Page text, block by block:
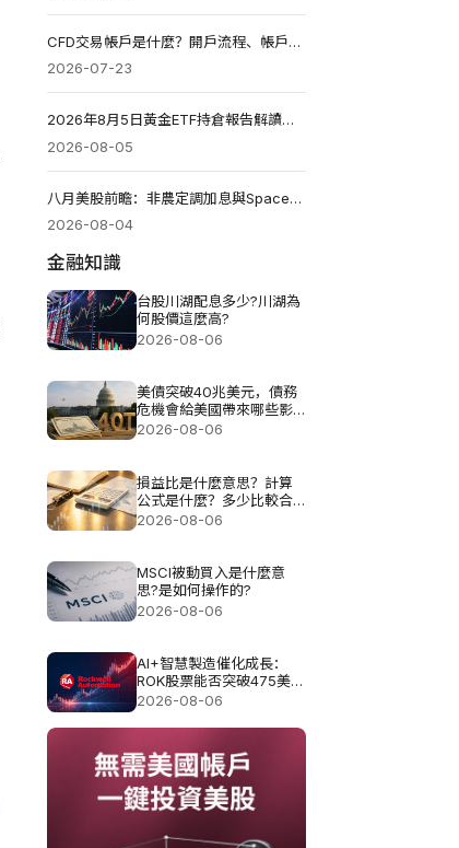
CFD交易帳戶是什麼？開戶流程、帳戶類型與交易風險一次看懂
2026-07-23
2026年8月5日黃金ETF持倉報告解讀：較前一個交易日增加3.423噸
2026-08-05
八月美股前瞻：非農定調加息與SpaceX財報解析與投資機會
2026-08-04
金融知識
台股川湖配息多少?川湖為
何股價這麼高?
2026-08-06
美債突破40兆美元，債務
危機會給美國帶來哪些影
響?
2026-08-06
損益比是什麼意思？計算
公式是什麼？多少比較合
理？
2026-08-06
MSCI被動買入是什麼意
思?是如何操作的?
2026-08-06
AI+智慧製造催化成長：
ROK股票能否突破475美元
目標價？
2026-08-06